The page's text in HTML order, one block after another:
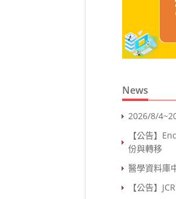
News
2026/8/
【公告】
份與轉移
醫學資料庫
【公告】